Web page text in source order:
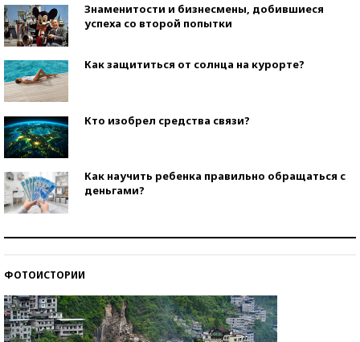
Знаменитости и бизнесмены, добившиеся
успеха со второй попытки
Как защититься от солнца на курорте?
Кто изобрел средства связи?
Как научить ребенка правильно обращаться с
деньгами?
ФОТОИСТОРИИ